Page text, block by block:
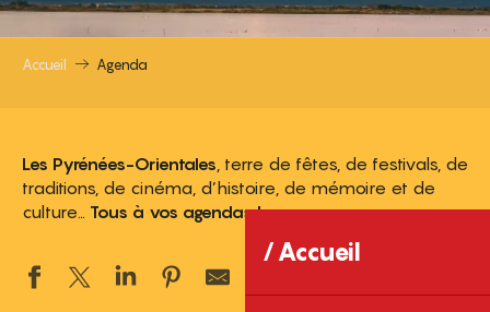
Accueil
Accueil Agenda
Les Pyrénées-Orientales , terre de fêtes, de festivals, de
traditions, de cinéma, d’histoire, de mémoire et de
culture… Tous à vos agendas !